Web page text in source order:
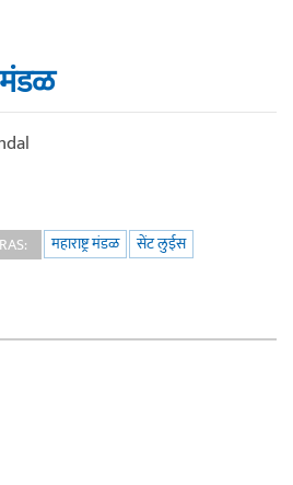
महाराष्ट्र मंडळ सेंट लुईस